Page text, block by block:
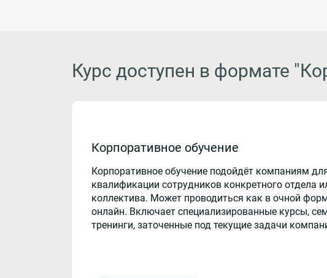
Курс доступен в формате
Корпоративное обучение
Корпоративное обучение подойдёт компаниям
квалификации сотрудников конкретного отдела
коллектива. Может проводиться как в очной
онлайн. Включает специализированные курсы,
тренинги, заточенные под текущие задачи